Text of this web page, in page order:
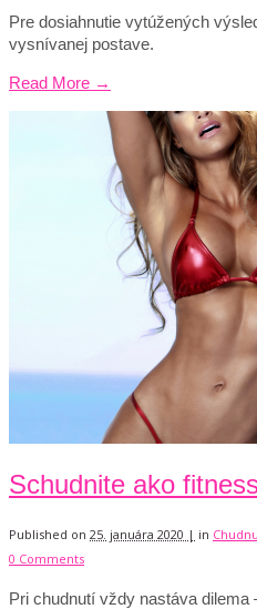
Pre dosiahnutie vytúžených
vysnívanej postave.
Read More →
Schudnite ako
Published on 25. januára 2020 | in
0 Comments
Pri chudnutí vždy nastáva